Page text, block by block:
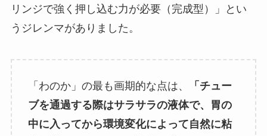
リンジで強く押し込む力が必要（完成型）」とい
うジレンマがありました。
「わのか」の最も画期的な点は、
「チュー
ブを通過する際はサラサラの液体で、胃の
中に入ってから環境変化によって自然に粘